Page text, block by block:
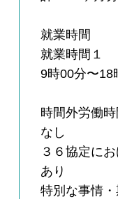
就業時間
就業時間１
9時00分〜18
時間外労働時
なし
３６協定に
あり
特別な事情